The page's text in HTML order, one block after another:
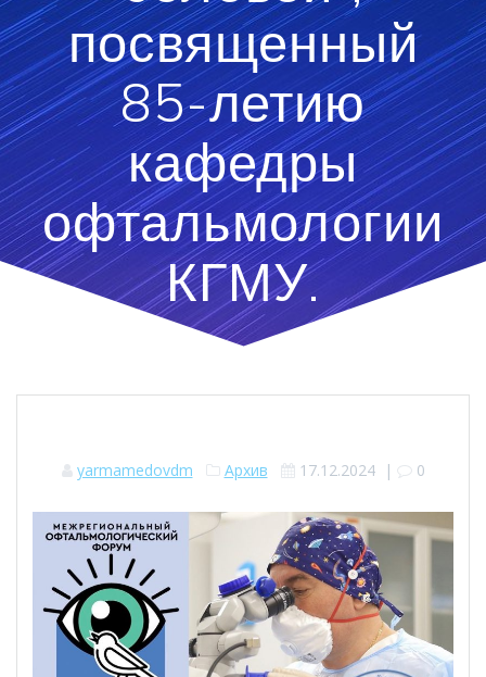
посвященный
85-летию
кафедры
офтальмологии
КГМУ.
yarmamedovdm Архив 17.12.2024| 0